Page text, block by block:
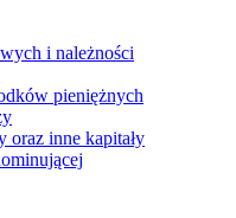
i należności
pieniężnych
oraz inne kapitały